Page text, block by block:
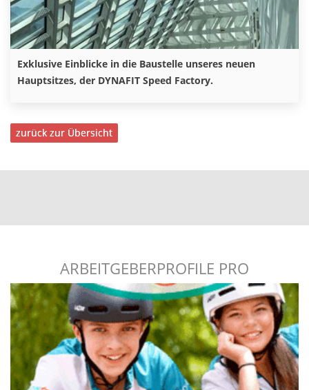
Exklusive Einblicke in die Baustelle unseres neuen
Hauptsitzes, der DYNAFIT Speed Factory.
zurück zur Übersicht
ARBEITGEBERPROFILE PRO